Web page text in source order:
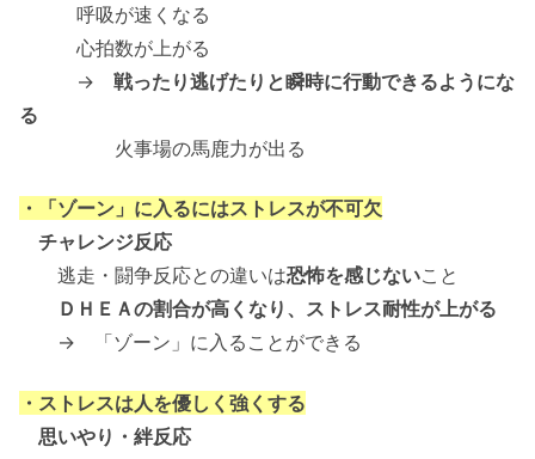
呼吸が速くなる
心拍数が上がる
→ 戦ったり逃げたりと瞬時に行動できるようにな
る
火事場の馬鹿力が出る
・「ゾーン」に入るにはストレスが不可欠
チャレンジ反応
逃走・闘争反応との違いは恐怖を感じないこと
ＤＨＥＡの割合が高くなり、ストレス耐性が上がる
→ 「ゾーン」に入ることができる
・ストレスは人を優しく強くする
思いやり・絆反応